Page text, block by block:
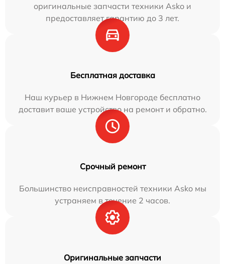
оригинальные запчасти техники Asko и
предоставляет гарантию до 3 лет.
Бесплатная доставка
Наш курьер в Нижнем Новгороде бесплатно
доставит ваше устройство на ремонт и обратно.
Срочный ремонт
Большинство неисправностей техники Asko мы
устраняем в течение 2 часов.
Оригинальные запчасти